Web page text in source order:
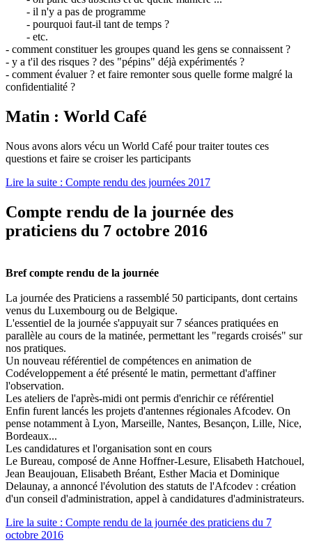
- il n'y a pas de programme
- pourquoi faut-il tant de temps ?
- etc.
- comment constituer les groupes quand les gens se connaissent ?
- y a t'il des risques ? des "pépins" déjà expérimentés ?
- comment évaluer ? et faire remonter sous quelle forme malgré la
confidentialité ?
Matin : World Café
Nous avons alors vécu un World Café pour traiter toutes ces
questions et faire se croiser les participants
Lire la suite : Compte rendu des journées 2017
Compte rendu de la journée des
praticiens du 7 octobre 2016
Bref compte rendu de la journée
La journée des Praticiens a rassemblé 50 participants, dont certains
venus du Luxembourg ou de Belgique.
L'essentiel de la journée s'appuyait sur 7 séances pratiquées en
parallèle au cours de la matinée, permettant les "regards croisés" sur
nos pratiques.
Un nouveau référentiel de compétences en animation de
Codéveloppement a été présenté le matin, permettant d'affiner
l'observation.
Les ateliers de l'après-midi ont permis d'enrichir ce référentiel
Enfin furent lancés les projets d'antennes régionales Afcodev. On
pense notamment à Lyon, Marseille, Nantes, Besançon, Lille, Nice,
Bordeaux...
Les candidatures et l'organisation sont en cours
Le Bureau, composé de Anne Hoffner-Lesure, Elisabeth Hatchouel,
Jean Beaujouan, Elisabeth Bréant, Esther Macia et Dominique
Delaunay, a annoncé l'évolution des statuts de l'Afcodev : création
d'un conseil d'administration, appel à candidatures d'administrateurs.
Lire la suite : Compte rendu de la journée des praticiens du 7
octobre 2016